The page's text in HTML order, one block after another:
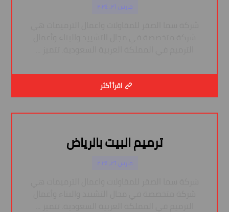
مارس ٢٦, ٢٠٢٤
اقرأ أكثر
ترميم البيت بالرياض
مارس ٢٦, ٢٠٢٤